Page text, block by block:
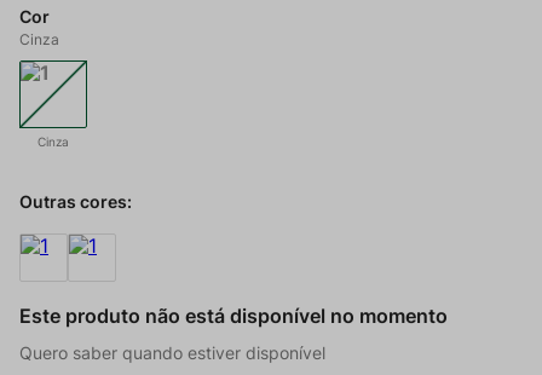
Cor
Cinza
Cinza
Outras cores:
Este produto não está disponível no momento
Quero saber quando estiver disponível